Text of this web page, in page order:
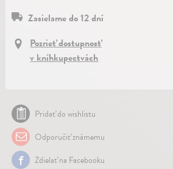
Zasielame do 12 dní
Pozrieť dostupnosť
v kníhkupectvách
Pridať do wishlistu
Odporučiť známemu
Zdielať na Facebooku